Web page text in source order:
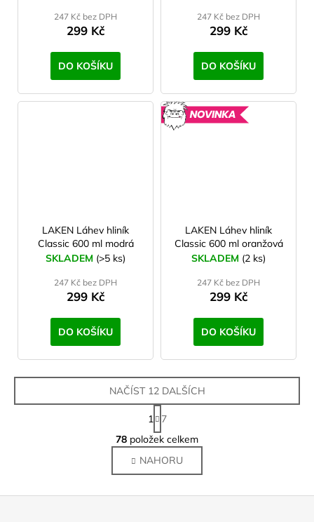
247 Kč bez DPH
299 Kč
DO KOŠÍKU
247 Kč bez DPH
299 Kč
DO KOŠÍKU
LAKEN Láhev hliník
Classic 600 ml modrá
SKLADEM (>5 ks)
247 Kč bez DPH
299 Kč
DO KOŠÍKU
LAKEN Láhev hliník
Classic 600 ml oranžová
SKLADEM (2 ks)
247 Kč bez DPH
299 Kč
DO KOŠÍKU
O
v
l
á
d
NAČÍST 12 DALŠÍCH
S
t
r
á
n
k
1
7
78 položek celkem
NAHORU